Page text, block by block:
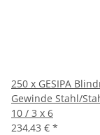
250 x GESIPA
Gewinde Stahl/
10 / 3 x 6
234,43 € *